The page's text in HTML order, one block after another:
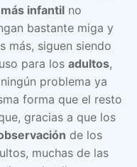
infantil no
bastante miga y
más, siguen siendo
para los adultos,
problema ya
forma que el resto
gracias a que los
de los
muchas de las